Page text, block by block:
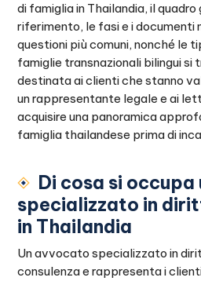
di famiglia in Thailandia, il
riferimento, le fasi e i documenti
questioni più comuni, nonché le
famiglie transnazionali bilingui si
destinata ai clienti che stanno
un rappresentante legale e ai
acquisire una panoramica
famiglia thailandese prima di
Di cosa si
specializzato in
in Thailandia
Un avvocato specializzato in
consulenza e rappresenta i